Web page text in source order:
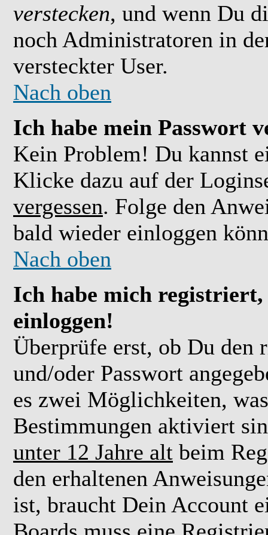
verstecken, und wenn Du
noch Administratoren in
versteckter User.
Nach oben
Ich habe mein Passwort
Kein Problem! Du kannst
Klicke dazu auf der
vergessen. Folge den
bald wieder einloggen
Nach oben
Ich habe mich
einloggen!
Überprüfe erst, ob Du den
und/oder Passwort
es zwei Möglichkeiten,
Bestimmungen aktiviert
unter 12 Jahre alt beim
den erhaltenen
ist, braucht Dein Account